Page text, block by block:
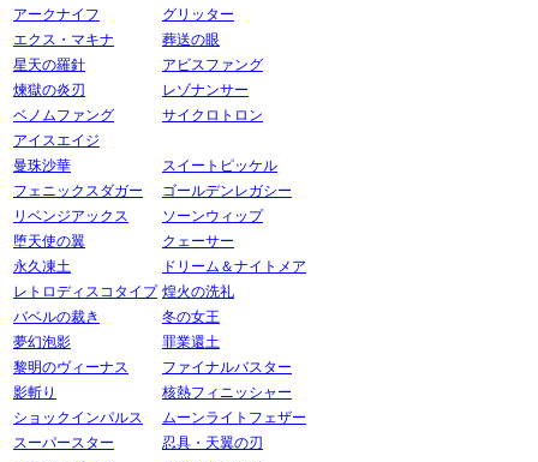
アークナイフ
グリッター
エクス・マキナ
葬送の眼
星天の羅針
アビスファング
煉獄の炎刃
レゾナンサー
ベノムファング
サイクロトロン
アイスエイジ
曼珠沙華
スイートピッケル
フェニックスダガー
ゴールデンレガシー
リベンジアックス
ソーンウィップ
堕天使の翼
クェーサー
永久凍土
ドリーム＆ナイトメア
レトロディスコタイプ 煌火の洗礼
バベルの裁き
冬の女王
夢幻泡影
罪業還土
黎明のヴィーナス
ファイナルバスター
影斬り
核熱フィニッシャー
ショックインパルス
ムーンライトフェザー
スーパースター
忍具・天翼の刃